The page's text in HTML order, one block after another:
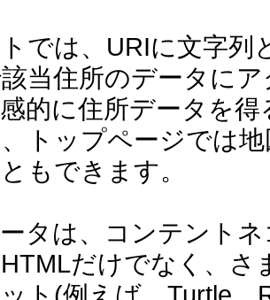
では、URIに文字列
当住所のデータに
的に住所データを
トップページでは
もできます。
タは、コンテント
だけでなく、さ